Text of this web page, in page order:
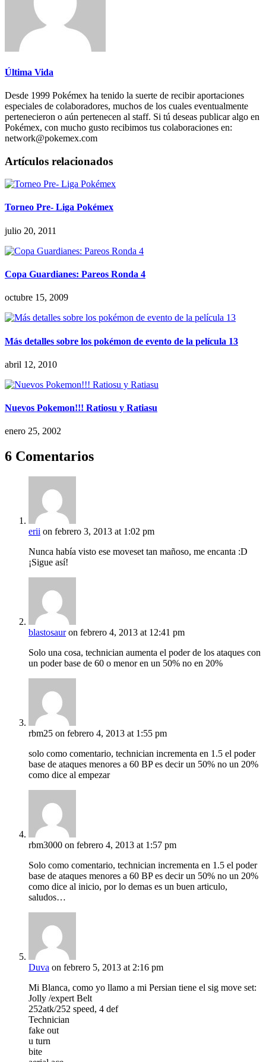
Última Vida
Desde 1999 Pokémex ha tenido la suerte de recibir aportaciones
especiales de colaboradores, muchos de los cuales eventualmente
pertenecieron o aún pertenecen al staff. Si tú deseas publicar algo en
Pokémex, con mucho gusto recibimos tus colaboraciones en:
network@pokemex.com
Artículos relacionados
Torneo Pre- Liga Pokémex
julio 20, 2011
Copa Guardianes: Pareos Ronda 4
octubre 15, 2009
Más detalles sobre los pokémon de evento de la película 13
abril 12, 2010
Nuevos Pokemon!!! Ratiosu y Ratiasu
enero 25, 2002
6 Comentarios
erii on febrero 3, 2013 at 1:02 pm
Nunca había visto ese moveset tan mañoso, me encanta :D
¡Sigue así!
blastosaur on febrero 4, 2013 at 12:41 pm
Solo una cosa, technician aumenta el poder de los ataques con
un poder base de 60 o menor en un 50% no en 20%
rbm25 on febrero 4, 2013 at 1:55 pm
solo como comentario, technician incrementa en 1.5 el poder
base de ataques menores a 60 BP es decir un 50% no un 20%
como dice al empezar
rbm3000 on febrero 4, 2013 at 1:57 pm
Solo como comentario, technician incrementa en 1.5 el poder
base de ataques menores a 60 BP es decir un 50% no un 20%
como dice al inicio, por lo demas es un buen articulo,
saludos…
Duva on febrero 5, 2013 at 2:16 pm
Mi Blanca, como yo llamo a mi Persian tiene el sig move set:
Jolly /expert Belt
252atk/252 speed, 4 def
Technician
fake out
u turn
bite